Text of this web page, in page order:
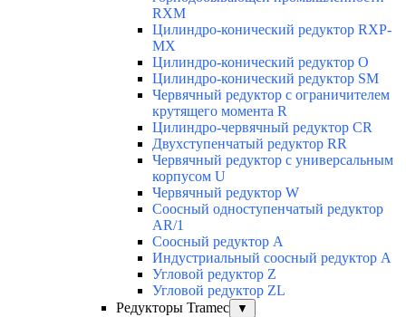
RXМ
Цилиндро-конический редуктор RXP-
MX
Цилиндро-конический редуктор О
Цилиндро-конический редуктор SM
Червячный редуктор с ограничителем
крутящего момента R
Цилиндро-червячный редуктор СR
Двухступенчатый редуктор RR
Червячный редуктор с универсальным
корпусом U
Червячный редуктор W
Соосный одноступенчатый редуктор
AR/1
Соосный редуктор А
Индустриальный соосный редуктор А
Угловой редуктор Z
Угловой редуктор ZL
Редукторы Tramec
▼